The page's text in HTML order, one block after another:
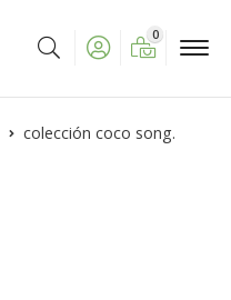
Buscar
0
colección coco song.